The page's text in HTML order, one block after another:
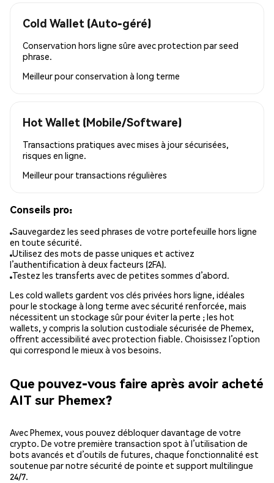
Cold Wallet (Auto-géré)
Conservation hors ligne sûre avec protection par seed
phrase.
Meilleur pourconservation à long terme
Hot Wallet (Mobile/Software)
Transactions pratiques avec mises à jour sécurisées,
risques en ligne.
Meilleur pour transactions régulières
Conseils pro:
Sauvegardez les seed phrases de votre portefeuille hors ligne
en toute sécurité.
Utilisez des mots de passe uniques et activez
l’authentification à deux facteurs (2FA).
Testez les transferts avec de petites sommes d’abord.
Les cold wallets gardent vos clés privées hors ligne, idéales
pour le stockage à long terme avec sécurité renforcée, mais
nécessitent un stockage sûr pour éviter la perte ; les hot
wallets, y compris la solution custodiale sécurisée de Phemex,
offrent accessibilité avec protection fiable. Choisissez l’option
qui correspond le mieux à vos besoins.
Que pouvez-vous faire après avoir acheté
AIT sur Phemex?
Avec Phemex, vous pouvez débloquer davantage de votre
crypto. De votre première transaction spot à l’utilisation de
bots avancés et d’outils de futures, chaque fonctionnalité est
soutenue par notre sécurité de pointe et support multilingue
24/7.